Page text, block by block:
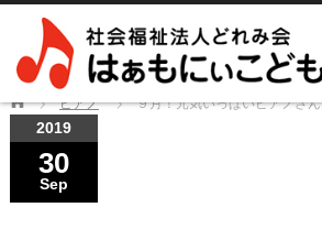
Home ピアノ ９月！元気いっぱいピアノさん
2019
30
Sep